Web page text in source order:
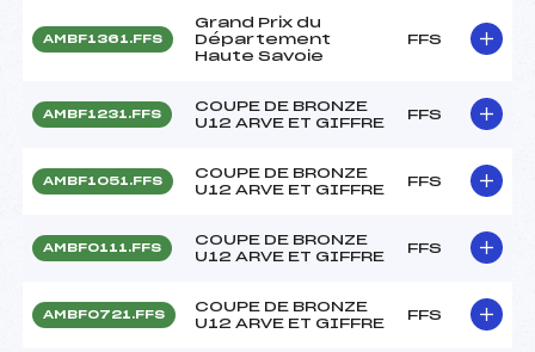
AMBF1361.FFS
Grand Prix du
Département
Haute Savoie
FFS
AMBF1231.FFS
COUPE DE BRONZE
U12 ARVE ET GIFFRE
FFS
AMBF1051.FFS
COUPE DE BRONZE
U12 ARVE ET GIFFRE
FFS
AMBF0111.FFS
COUPE DE BRONZE
U12 ARVE ET GIFFRE
FFS
AMBF0721.FFS
COUPE DE BRONZE
U12 ARVE ET GIFFRE
FFS